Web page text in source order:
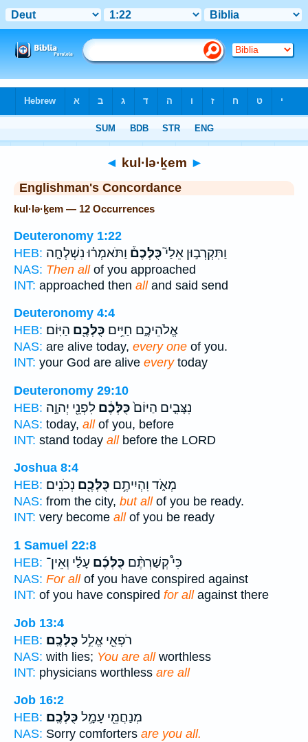
◄ kul·lə·ḵem ►
Englishman's Concordance
kul·lə·ḵem — 12 Occurrences
Deuteronomy 1:22
HEB:
וַתִּקְרְב֣וּן אֵלַי֮כֻּלְּכֶם֒ וַתֹּאמְר֗וּ נִשְׁלְחָ֤ה
NAS: Then allof you approached
INT: approached then alland said send
Deuteronomy 4:4
HEB:
אֱלֹהֵיכֶ֑ם חַיִּ֥ים כֻּלְּכֶ֖ם הַיּֽוֹם׃
NAS: are alive today, every one of you.
INT: your God are alive everytoday
Deuteronomy 29:10
HEB:
נִצָּבִ֤ים הַיּוֹם֙כֻּלְּכֶ֔ם לִפְנֵ֖י יְהוָ֣ה
NAS: today, allof you, before
INT: stand today allbefore the LORD
Joshua 8:4
HEB:
מְאֹ֑ד וִהְיִיתֶ֥ם כֻּלְּכֶ֖ם נְכֹנִֽים׃
NAS: from the city, but allof you be ready.
INT: very become allof you be ready
1 Samuel 22:8
HEB:
כִּי֩ קְשַׁרְתֶּ֨ם כֻּלְּכֶ֜ם עָלַ֗י וְאֵין־
NAS: For allof you have conspired against
INT: of you have conspired for allagainst there
Job 13:4
HEB:
רֹפְאֵ֖י אֱלִ֣ל כֻּלְּכֶֽם׃
NAS: with lies; You are allworthless
INT: physicians worthless are all
Job 16:2
HEB:
מְנַחֲמֵ֖י עָמָ֣ל כֻּלְּכֶֽם׃
NAS: Sorry comforters are you all.